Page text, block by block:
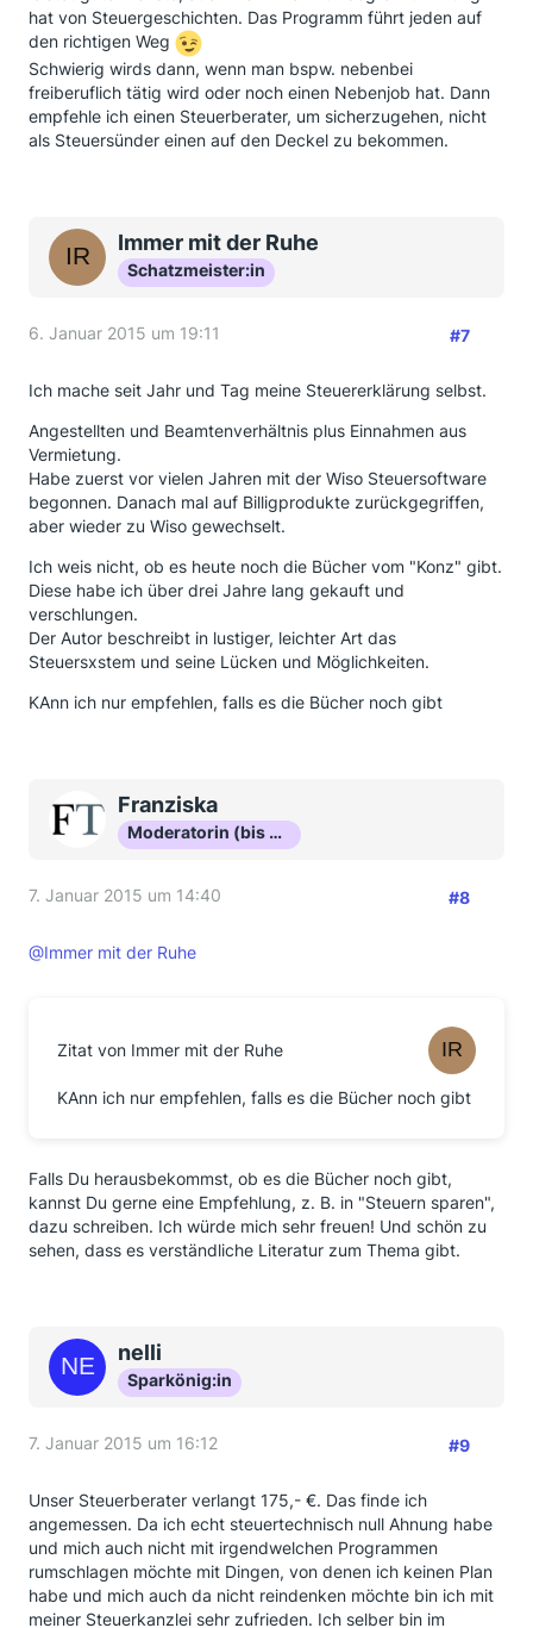
hat von Steuergeschichten. Das Programm führt jeden auf
den richtigen Weg
Schwierig wirds dann, wenn man bspw. nebenbei
freiberuflich tätig wird oder noch einen Nebenjob hat. Dann
empfehle ich einen Steuerberater, um sicherzugehen, nicht
als Steuersünder einen auf den Deckel zu bekommen.
Immer mit der Ruhe
Schatzmeister:in
6. Januar 2015 um 19:11 #7
Ich mache seit Jahr und Tag meine Steuererklärung selbst.
Angestellten und Beamtenverhältnis plus Einnahmen aus
Vermietung.
Habe zuerst vor vielen Jahren mit der Wiso Steuersoftware
begonnen. Danach mal auf Billigprodukte zurückgegriffen,
aber wieder zu Wiso gewechselt.
Ich weis nicht, ob es heute noch die Bücher vom "Konz" gibt.
Diese habe ich über drei Jahre lang gekauft und
verschlungen.
Der Autor beschreibt in lustiger, leichter Art das
Steuersxstem und seine Lücken und Möglichkeiten.
KAnn ich nur empfehlen, falls es die Bücher noch gibt
Franziska
Moderatorin (bis Okt 16)
7. Januar 2015 um 14:40 #8
@Immer mit der Ruhe
Zitat von Immer mit der Ruhe
KAnn ich nur empfehlen, falls es die Bücher noch gibt
Falls Du herausbekommst, ob es die Bücher noch gibt,
kannst Du gerne eine Empfehlung, z. B. in "Steuern sparen",
dazu schreiben. Ich würde mich sehr freuen! Und schön zu
sehen, dass es verständliche Literatur zum Thema gibt.
nelli
Sparkönig:in
7. Januar 2015 um 16:12 #9
Unser Steuerberater verlangt 175,- €. Das finde ich
angemessen. Da ich echt steuertechnisch null Ahnung habe
und mich auch nicht mit irgendwelchen Programmen
rumschlagen möchte mit Dingen, von denen ich keinen Plan
habe und mich auch da nicht reindenken möchte bin ich mit
meiner Steuerkanzlei sehr zufrieden. Ich selber bin im